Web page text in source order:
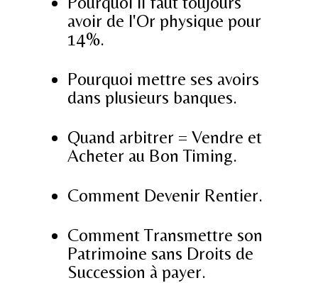
avoir de l'Or physique pour
14%.
Pourquoi mettre ses avoirs
dans plusieurs banques.
Quand arbitrer = Vendre et
Acheter au Bon Timing.
Comment Devenir Rentier.
Comment Transmettre son
Patrimoine sans Droits de
Succession à payer.